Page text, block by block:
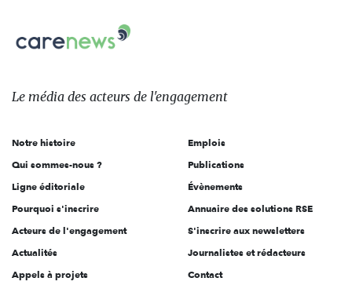
sur:
Carenews,
Le
des
l'engagement
Le média des acteurs de l'engagement
Notre histoire
Qui sommes-nous ?
Ligne éditoriale
Pourquoi s'inscrire
Acteurs de l'engagement
Actualités
Appels à projets
Emplois
Publications
Évènements
Annuaire des solutions RSE
S'inscrire aux newsletters
Journalistes et rédacteurs
Contact